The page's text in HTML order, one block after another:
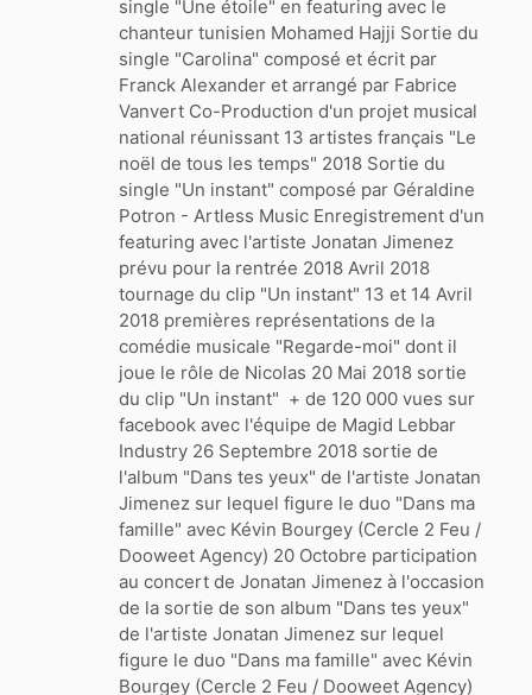
single "Une étoile" en featuring avec le
chanteur tunisien Mohamed Hajji Sortie du
single "Carolina" composé et écrit par
Franck Alexander et arrangé par Fabrice
Vanvert Co-Production d'un projet musical
national réunissant 13 artistes français "Le
noël de tous les temps" 2018 Sortie du
single "Un instant" composé par Géraldine
Potron - Artless Music Enregistrement d'un
featuring avec l'artiste Jonatan Jimenez
prévu pour la rentrée 2018 Avril 2018
tournage du clip "Un instant" 13 et 14 Avril
2018 premières représentations de la
comédie musicale "Regarde-moi" dont il
joue le rôle de Nicolas 20 Mai 2018 sortie
du clip "Un instant" + de 120 000 vues sur
facebook avec l'équipe de Magid Lebbar
Industry 26 Septembre 2018 sortie de
l'album "Dans tes yeux" de l'artiste Jonatan
Jimenez sur lequel figure le duo "Dans ma
famille" avec Kévin Bourgey (Cercle 2 Feu /
Dooweet Agency) 20 Octobre participation
au concert de Jonatan Jimenez à l'occasion
de la sortie de son album "Dans tes yeux"
de l'artiste Jonatan Jimenez sur lequel
figure le duo "Dans ma famille" avec Kévin
Bourgey (Cercle 2 Feu / Dooweet Agency)